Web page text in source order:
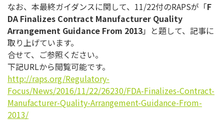
なお、本最終ガイダンスに関して、11/22付のRAPSが「F
DA Finalizes Contract Manufacturer Quality
Arrangement Guidance From 2013」と題して、記事に
取り上げています。
合せて、ご参照ください。
下記URLから閲覧可能です。
http://raps.org/Regulatory-
Focus/News/2016/11/22/26230/FDA-Finalizes-Contract-
Manufacturer-Quality-Arrangement-Guidance-From-
2013/